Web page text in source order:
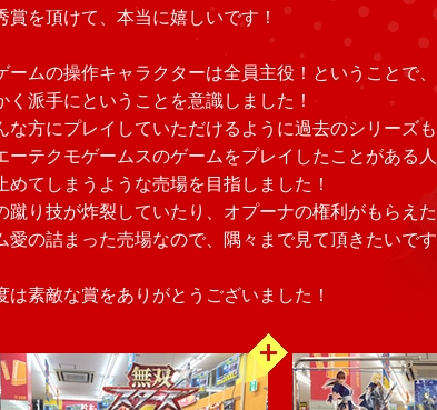
賞を頂けて、本当に嬉しいです！
ームの操作キャラクターは全員主役！ということで、
く派手にということを意識しました！
な方にプレイしていただけるように過去のシリーズ
ーテクモゲームスのゲームをプレイしたことがある
めてしまうような売場を目指しました！
蹴り技が炸裂していたり、オプーナの権利がもらえた
愛の詰まった売場なので、隅々まで見て頂きたいです
は素敵な賞をありがとうございました！